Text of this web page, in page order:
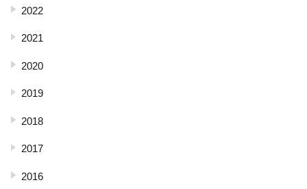
2022
2021
2020
2019
2018
2017
2016